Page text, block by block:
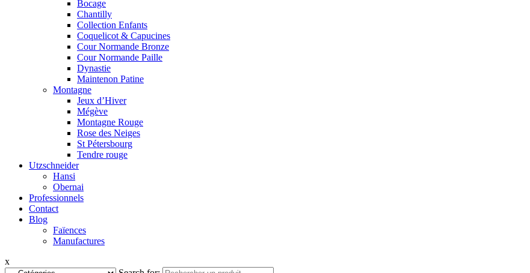
Bocage
Chantilly
Collection Enfants
Coquelicot & Capucines
Cour Normande Bronze
Cour Normande Paille
Dynastie
Maintenon Patine
Montagne
Jeux d’Hiver
Mégève
Montagne Rouge
Rose des Neiges
St Pétersbourg
Tendre rouge
Utzschneider
Hansi
Obernai
Professionnels
Contact
Blog
Faïences
Manufactures
x